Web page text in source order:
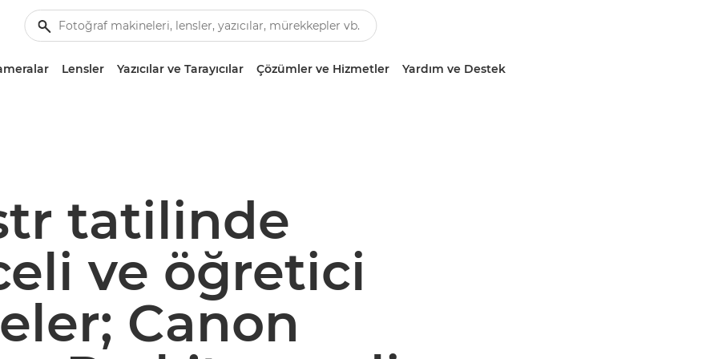
Lensler Yazıcılar ve Tarayıcılar Çözümler ve Hizmetler Yardım ve Destek
tatilinde
ve öğretici
Canon